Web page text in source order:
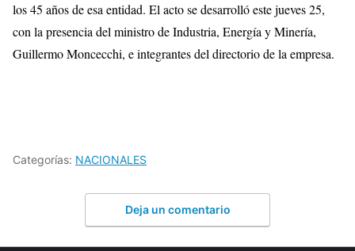
los 45 años de esa entidad. El acto se desarrolló este jueves 25,
con la presencia del ministro de Industria, Energía y Minería,
Guillermo Moncecchi, e integrantes del directorio de la empresa.
Categorías: NACIONALES
Deja un comentario